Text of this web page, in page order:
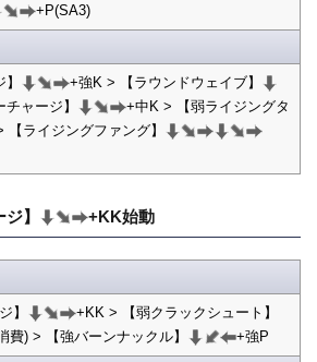
+P(SA3)
+強K > 【ラウンドウェイブ】
ャージ】
+中K > 【弱ライジングタ
【ライジングファング】
】 +KK始動
】
+KK > 【弱クラックシュート】
費) > 【強バーンナックル】
+強P